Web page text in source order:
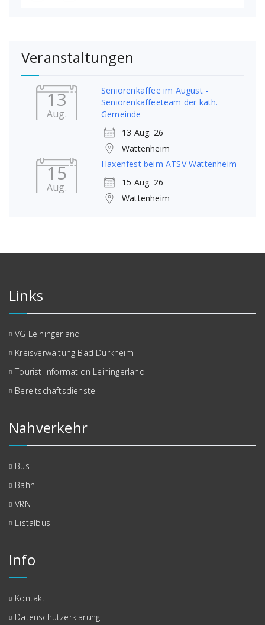
Veranstaltungen
13
Aug.
Seniorenkaffee im August -
Seniorenkaffeeteam der kath.
Gemeinde
13 Aug. 26
Wattenheim
15
Aug.
Haxenfest beim ATSV Wattenheim
15 Aug. 26
Wattenheim
Links
VG Leiningerland
Kreisverwaltung Bad Dürkheim
Tourist-Information Leiningerland
Bereitschaftsdienste
Nahverkehr
Bus
Bahn
VRN
Eistalbus
Info
Kontakt
Datenschutzerklärung